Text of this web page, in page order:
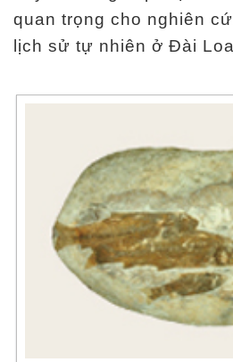
quan trọng cho nghiên
lịch sử tự nhiên ở Đài